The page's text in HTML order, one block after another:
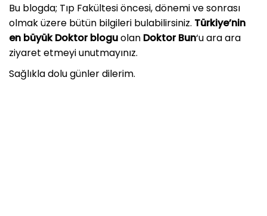
Bu blogda; Tıp Fakültesi öncesi, dönemi ve sonrası
olmak üzere bütün bilgileri bulabilirsiniz. Türkiye’nin
en büyük Doktor bloguolan Doktor Bun‘u ara ara
ziyaret etmeyi unutmayınız.
Sağlıkla dolu günler dilerim.